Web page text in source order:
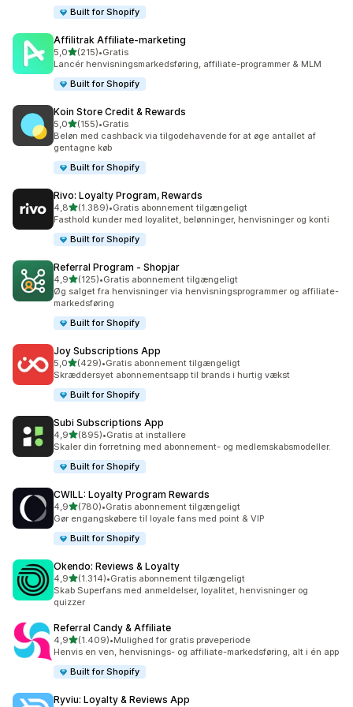
Built for Shopify
Affilitrak Affiliate‑marketing
5,0ud af 5 stjerner
(215)
215 anmeldelser i alt
•Gratis
Lancér henvisningsmarkedsføring, affiliate-programmer & MLM
Built for Shopify
Koin Store Credit & Rewards
5,0ud af 5 stjerner
(155)
155 anmeldelser i alt
•Gratis
Beløn med cashback via tilgodehavende for at øge antallet af
gentagne køb
Built for Shopify
Rivo: Loyalty Program, Rewards
4,8ud af 5 stjerner
(1.389)
1389 anmeldelser i alt
•Gratis abonnement tilgængeligt
Fasthold kunder med loyalitet, belønninger, henvisninger og konti
Built for Shopify
Referral Program ‑ Shopjar
4,9ud af 5 stjerner
(125)
125 anmeldelser i alt
•Gratis abonnement tilgængeligt
Øg salget fra henvisninger via henvisningsprogrammer og affiliate-
markedsføring
Built for Shopify
Joy Subscriptions App
5,0ud af 5 stjerner
(429)
429 anmeldelser i alt
•Gratis abonnement tilgængeligt
Skræddersyet abonnementsapp til brands i hurtig vækst
Built for Shopify
Subi Subscriptions App
4,9ud af 5 stjerner
(895)
895 anmeldelser i alt
•Gratis at installere
Skaler din forretning med abonnement- og medlemskabsmodeller.
Built for Shopify
CWILL: Loyalty Program Rewards
4,9ud af 5 stjerner
(780)
780 anmeldelser i alt
•Gratis abonnement tilgængeligt
Gør engangskøbere til loyale fans med point & VIP
Built for Shopify
Okendo: Reviews & Loyalty
4,9ud af 5 stjerner
(1.314)
1314 anmeldelser i alt
•Gratis abonnement tilgængeligt
Skab Superfans med anmeldelser, loyalitet, henvisninger og
quizzer
Referral Candy & Affiliate
4,9ud af 5 stjerner
(1.409)
1409 anmeldelser i alt
•Mulighed for gratis prøveperiode
Henvis en ven, henvisnings- og affiliate-markedsføring, alt i én app
Built for Shopify
Ryviu: Loyalty & Reviews App